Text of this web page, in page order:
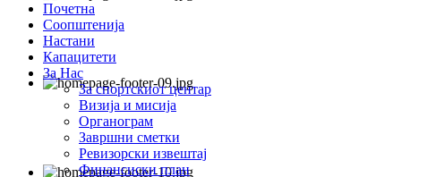
Почетна
Соопштенија
Настани
Капацитети
За Нас
За спортскиот центар
Визија и мисија
Органограм
Завршни сметки
Ревизорски извештај
Финансиски план